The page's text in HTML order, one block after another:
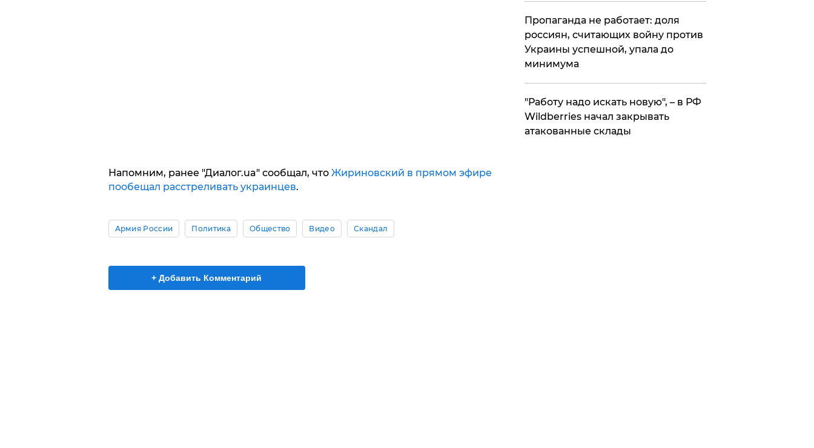
Напомним, ранее "Диалог.ua" сообщал, что Жириновский в прямом эфире
пообещал расстреливать украинцев.
Армия России Политика Общество Видео Скандал
+ Добавить Комментарий
​Пропаганда не работает: доля
россиян, считающих войну против
Украины успешной, упала до
минимума
"Работу надо искать новую", – в РФ
Wildberries начал закрывать
атакованные склады